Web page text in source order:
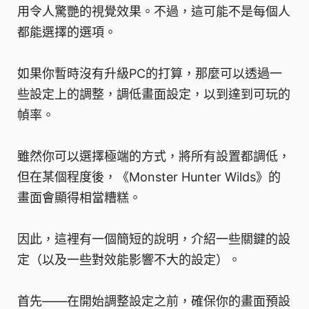
用令人驚艷的視覺效果。不過，這可能不是每個人
都能選擇的選項。
如果你暫時沒有升級PC的打算，那麼可以透過一
些設定上的調整，調低畫面設定，以到達到可玩的
幀率。
雖然你可以選擇極端的方式，將所有設置都調低，
但在某個程度後，《Monster Hunter Wilds》的
畫面會顯得相當糟糕。
因此，這裡有一個簡短的說明，介紹一些關鍵的設
定（以及一些對效能影響不大的設定）。
首先——在開始調整設定之前，確保你的畫面預設